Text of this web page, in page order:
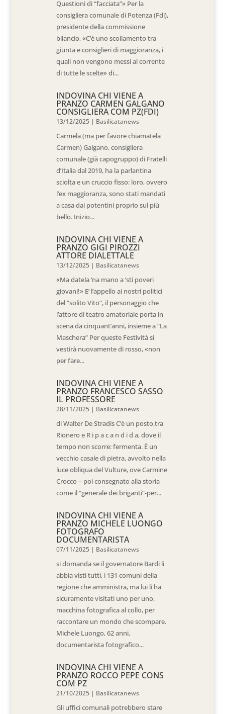
Questioni di “facciata”» Per la
consigliera comunale di Potenza (Fdi),
presidente della commissione
bilancio, «C’è uno scollamento tra
giunta e consiglieri di maggioranza, i
quali non vengono messi al corrente
di tutte le scelte» di...
INDOVINA CHI VIENE A
PRANZO CARMEN GALGANO
CONSIGLIERA COM PZ(FDI)
13/12/2025 | Basilicatanews
Carmela (ma per favore chiamatela
Carmen) Galgano, consigliera
comunale (già capogruppo) di Fratelli
d’Italia dal 2019, ha la parlantina
sciolta e un cruccio fisso: loro, ovvero
l’ex maggioranza, sono stati mandati
a casa dai potentini proprio sul più
bello. Inizio...
INDOVINA CHI VIENE A
PRANZO GIGI PIROZZI
ATTORE DIALETTALE
13/12/2025 | Basilicatanews
«Ma datela ‘na mano a ‘sti poveri
giovani!» E’ l’appello ai nostri politici
del “solito Vito”, il personaggio che
l’attore di teatro amatoriale porta in
scena da cinquant’anni, insieme a “La
Maschera” Per queste Festività si
vestirà nuovamente di rosso, «non
per fare...
INDOVINA CHI VIENE A
PRANZO FRANCESCO SASSO
IL PROFESSORE
28/11/2025 | Basilicatanews
di Walter De Stradis C’è un posto,tra
Rionero e R i p a c a n d i d a, dove il
tempo non scorre: fermenta. È un
vecchio casale di pietra, avvolto nella
luce obliqua del Vulture, ove Carmine
Crocco – poi consegnato alla storia
come il “generale dei briganti”-per...
INDOVINA CHI VIENE A
PRANZO MICHELE LUONGO
FOTOGRAFO
DOCUMENTARISTA
07/11/2025 | Basilicatanews
si domanda se il governatore Bardi li
abbia visti tutti, i 131 comuni della
regione che amministra, ma lui li ha
sicuramente visitati uno per uno,
macchina fotografica al collo, per
raccontare un mondo che scompare.
Michele Luongo, 62 anni,
documentarista fotografico...
INDOVINA CHI VIENE A
PRANZO ROCCO PEPE CONS
COM PZ
21/10/2025 | Basilicatanews
Gli uffici comunali potrebbero stare